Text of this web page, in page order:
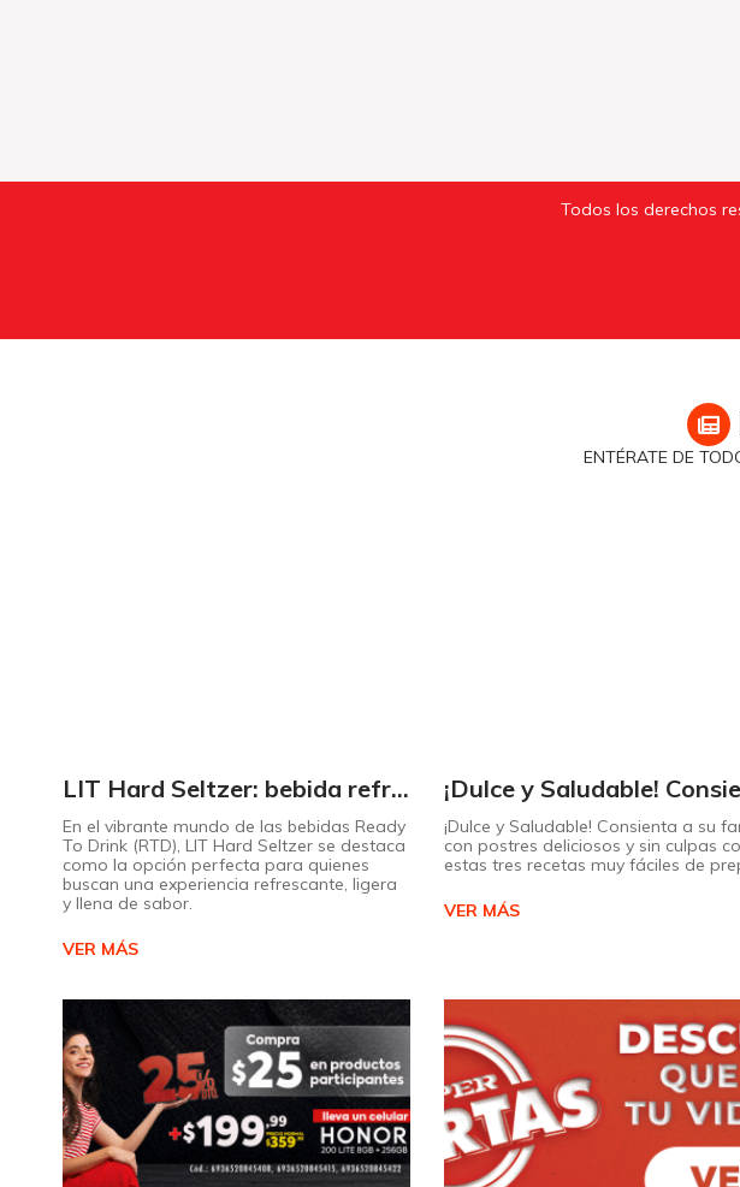
Todos los derechos
ENTÉRATE DE
LIT Hard Seltzer: bebida refrescante y ligera para disfrutar de este verano
En el vibrante mundo de las bebidas Ready
To Drink (RTD), LIT Hard Seltzer se destaca
como la opción perfecta para quienes
buscan una experiencia refrescante, ligera
y llena de sabor.
VER MÁS
¡Dulce y Saludable! Consienta a su
con postres deliciosos y sin culpas
estas tres recetas muy fáciles de
VER MÁS